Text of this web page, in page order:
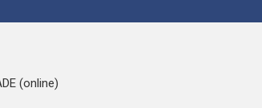
(online)